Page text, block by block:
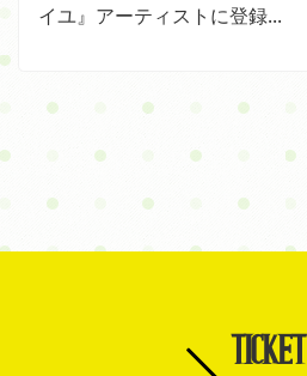
イユ』アーティストに登録...
TICKET